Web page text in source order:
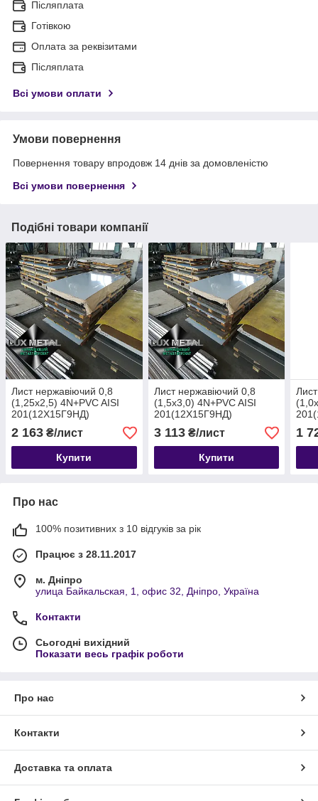
Післяплата
Готівкою
Оплата за реквізитами
Післяплата
Всі умови оплати
Умови повернення
Повернення товару впродовж 14 днів за домовленістю
Всі умови повернення
Подібні товари компанії
Лист нержавіючий 0,8
(1,25х2,5) 4N+PVC AISI
201(12Х15Г9НД)
шліфований в плівці ,
замінник харчової .
2 163 ₴/лист
Купити
Лист нержавіючий 0,8
(1,5х3,0) 4N+PVC AISI
201(12Х15Г9НД)
шліфований в плівці ,
замінник харчової .
3 113₴/лист
Купити
1
Про нас
100% позитивних з 10 відгуків за рік
Працює з 28.11.2017
м. Дніпро
улица Байкальская, 1, офис 32, Дніпро, Україна
Контакти
Сьогодні вихідний
Показати весь графік роботи
Про нас
Контакти
Доставка та оплата